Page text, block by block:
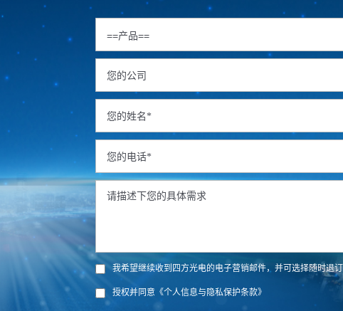
我希望继续收到四方光电的电子营销邮件，并可选择随时退订
授权并同意 《个人信息与隐私保护条款》